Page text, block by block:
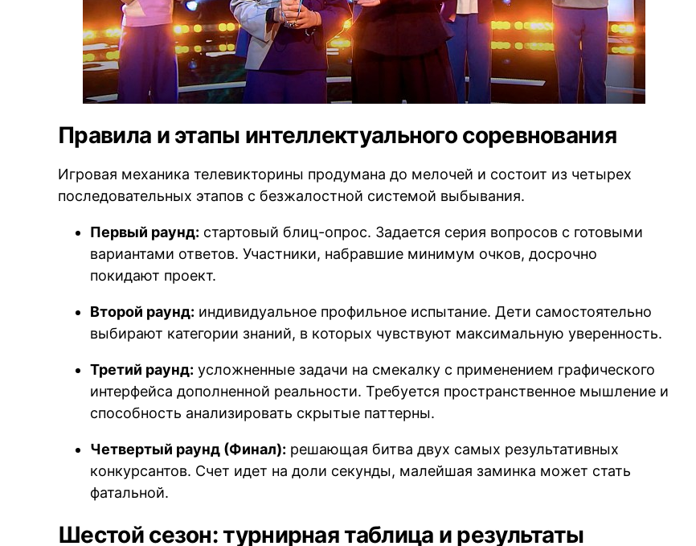
Правила и этапы интеллектуального соревнования
Игровая механика телевикторины продумана до мелочей и состоит из четырех
последовательных этапов с безжалостной системой выбывания.
Первый раунд: стартовый блиц-опрос. Задается серия вопросов с готовыми
вариантами ответов. Участники, набравшие минимум очков, досрочно
покидают проект.
Второй раунд: индивидуальное профильное испытание. Дети самостоятельно
выбирают категории знаний, в которых чувствуют максимальную уверенность.
Третий раунд: усложненные задачи на смекалку с применением графического
интерфейса дополненной реальности. Требуется пространственное мышление и
способность анализировать скрытые паттерны.
Четвертый раунд (Финал): решающая битва двух самых результативных
конкурсантов. Счет идет на доли секунды, малейшая заминка может стать
фатальной.
Шестой сезон: турнирная таблица и результаты